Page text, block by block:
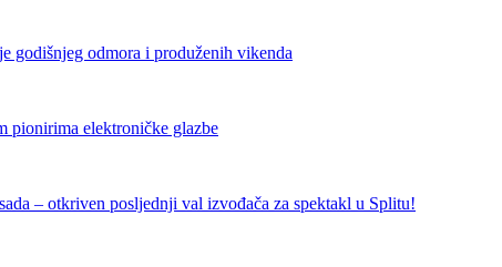
godišnjeg odmora i produženih vikenda
pionirima elektroničke glazbe
– otkriven posljednji val izvođača za spektakl u Splitu!